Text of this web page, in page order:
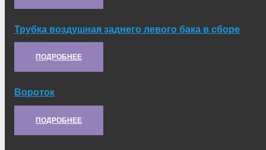
Трубка воздушная заднего левого бака в сборе
Артикул:21.03.060-1
ПОДРОБНЕЕ
Вороток
Артикул:2С1.61.294
ПОДРОБНЕЕ